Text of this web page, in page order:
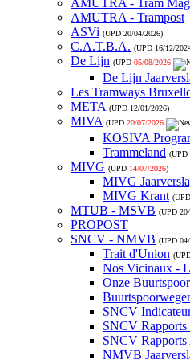
AMUTRA - Tram
AMUTRA - Trampost
ASVi (UPD 20/04/2026)
C.A.T.B.A. (UPD 16/12/
De Lijn (UPD 05/08/2026
De Lijn
Les Tramways
META (UPD 12/01/2026)
MIVA (UPD 20/07/2026
KOSIVA
Trammeland (UPD
MIVG (UPD 14/07/2026)
MIVG
MIVG Krant (UPD
MTUB - MSVB (UPD
PROPOST
SNCV - NMVB (UPD
Trait d'Union
Nos Vicinaux -
Onze
SNCV
SNCV
SNCV Rapports
NMVB